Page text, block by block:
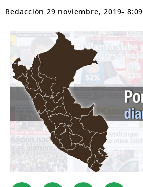
Redacción 29 noviembre, 2019-